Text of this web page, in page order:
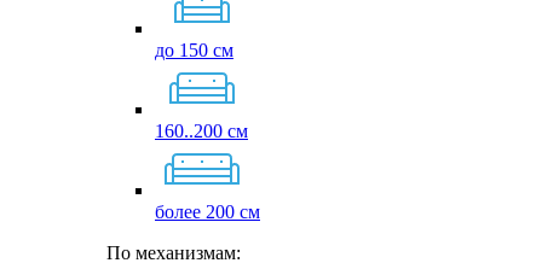
до 150 см
160..200 см
более 200 см
По механизмам: